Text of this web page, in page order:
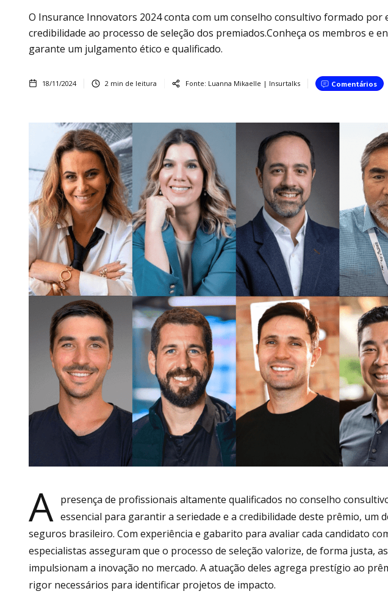
O Insurance Innovators 2024 conta com um conselho consultivo formado por
credibilidade ao processo de seleção dos premiados.Conheça os membros e
garante um julgamento ético e qualificado.
18/11/2024 2 min de leitura Fonte: Luanna Mikaelle | Insurtalks Comentários
A presença de profissionais altamente qualificados no conselho
essencial para garantir a seriedade e a credibilidade deste prêmio, um
seguros brasileiro. Com experiência e gabarito para avaliar cada candidato
especialistas asseguram que o processo de seleção valorize, de forma justa,
impulsionam a inovação no mercado. A atuação deles agrega prestígio ao
rigor necessários para identificar projetos de impacto.